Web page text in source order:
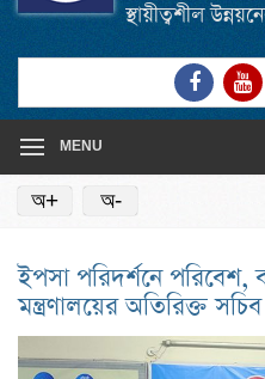
স্থায়ীত্বশীল
Link
to
MENU
অ+ অ-
ইপসা পরিদর্শনে
মন্ত্রণালয়ের অতিরিক্ত